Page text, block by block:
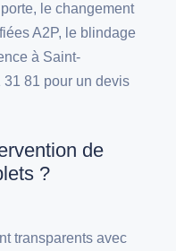
le changement
A2P, le blindage
à Saint-
81 pour un devis
de
?
transparents avec